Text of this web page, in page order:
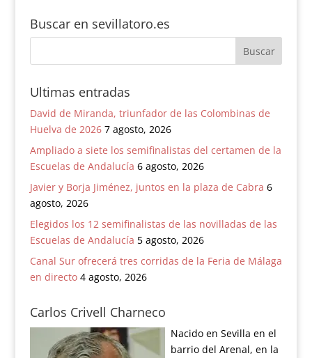
Buscar en sevillatoro.es
Ultimas entradas
David de Miranda, triunfador de las Colombinas de
Huelva de 2026 7 agosto, 2026
Ampliado a siete los semifinalistas del certamen de la
Escuelas de Andalucía 6 agosto, 2026
Javier y Borja Jiménez, juntos en la plaza de Cabra 6
agosto, 2026
Elegidos los 12 semifinalistas de las novilladas de las
Escuelas de Andalucía 5 agosto, 2026
Canal Sur ofrecerá tres corridas de la Feria de Málaga
en directo 4 agosto, 2026
Carlos Crivell Charneco
Nacido en Sevilla en el
barrio del Arenal, en la